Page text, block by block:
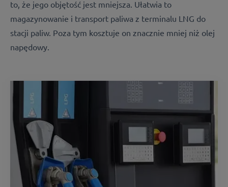
to, że jego objętość jest mniejsza. Ułatwia to
magazynowanie i transport paliwa z terminalu LNG do
stacji paliw. Poza tym kosztuje on znacznie mniej niż olej
napędowy.